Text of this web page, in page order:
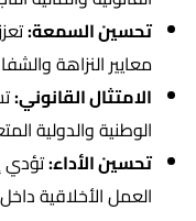
تحسين السمعة:
معايير النزاهة
الامتثال القانوني:
الوطنية والدولية
تحسين الأداء:تؤدي
العمل الأخلاقية